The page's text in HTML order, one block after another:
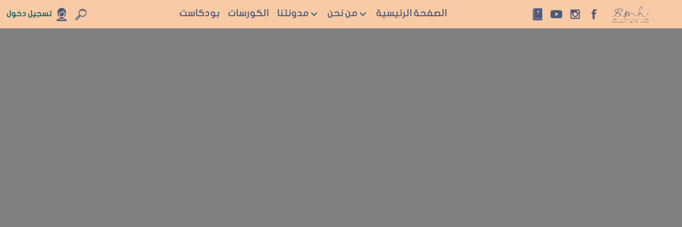
الصفحة الرئيسية من نحن مدونتنا الكورسات بودكاست تسجيل دخول